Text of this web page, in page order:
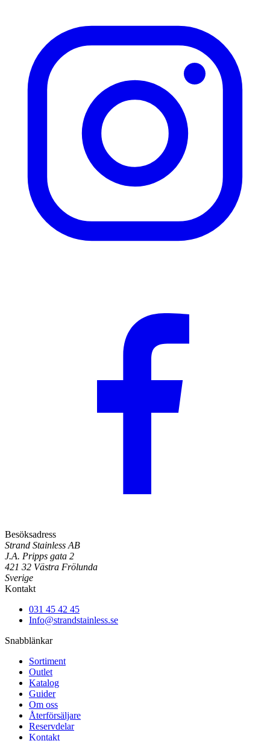
Besöksadress
Strand Stainless AB
J.A. Pripps gata 2
421 32 Västra Frölunda
Sverige
Kontakt
031 45 42 45
Info@strandstainless.se
Snabblänkar
Sortiment
Outlet
Katalog
Guider
Om oss
Återförsäljare
Reservdelar
Kontakt